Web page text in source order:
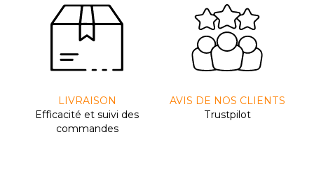
LIVRAISON
Efﬁcacité et suivi des
commandes
AVIS DE NOS CLIENTS
Trustpilot